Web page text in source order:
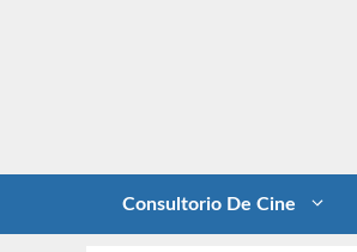
Consultorio De Cine